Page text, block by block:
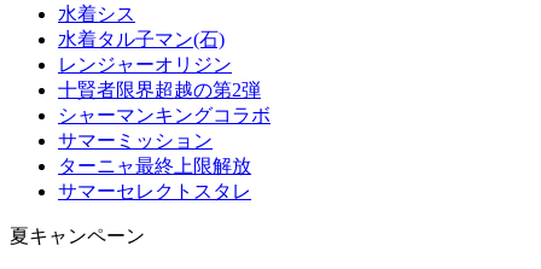
水着シス
水着タル子マン(石)
レンジャーオリジン
十賢者限界超越の第2弾
シャーマンキングコラボ
サマーミッション
ターニャ最終上限解放
サマーセレクトスタレ
夏キャンペーン